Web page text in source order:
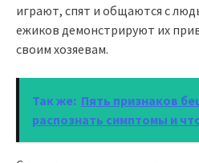
играют, спят и общаются с
ежиков демонстрируют их
своим хозяевам.
Так же: Пять признаков
распознать симптомы и